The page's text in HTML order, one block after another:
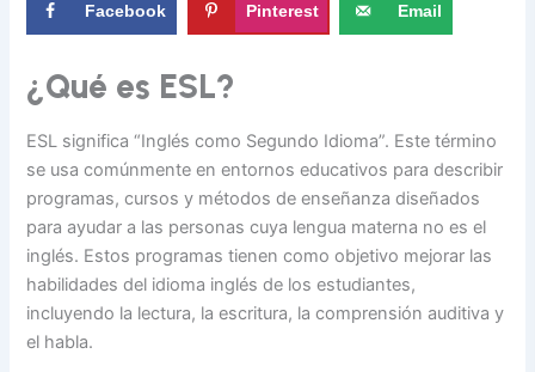
Facebook Pinterest Email
¿Qué es ESL?
ESL significa “Inglés como Segundo Idioma”. Este término
se usa comúnmente en entornos educativos para describir
programas, cursos y métodos de enseñanza diseñados
para ayudar a las personas cuya lengua materna no es el
inglés. Estos programas tienen como objetivo mejorar las
habilidades del idioma inglés de los estudiantes,
incluyendo la lectura, la escritura, la comprensión auditiva y
el habla.